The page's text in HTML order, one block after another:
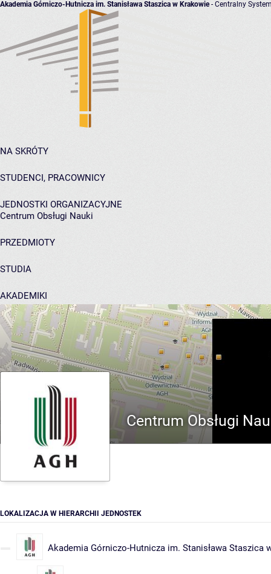
Akademia Górniczo-Hutnicza im. Stanisława Staszica w Krakowie- Centralny
NA SKRÓTY
STUDENCI, PRACOWNICY
JEDNOSTKI ORGANIZACYJNE
Centrum Obsługi Nauki
PRZEDMIOTY
STUDIA
AKADEMIKI
POMOC
Centrum Obsługi
LOKALIZACJA W HIERARCHII JEDNOSTEK
Akademia Górniczo-Hutnicza im. Stanisława Staszica